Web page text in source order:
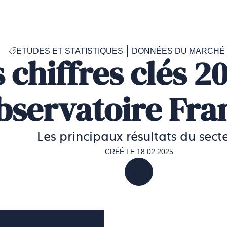
d'accueil
de
Francéclat
ETUDES ET STATISTIQUES DONNÉES DU
chiffres clés
Les principaux résultats du
CRÉÉ LE 18.02.2025
PARTAGER